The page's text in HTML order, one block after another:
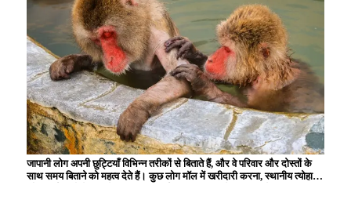
जापानी लोग अपनी छुट्टियाँ विभिन्न तरीकों से बिताते हैं, और वे परिवार और दोस्तों के
साथ समय बिताने को महत्व देते हैं। कुछ लोग मॉल में खरीदारी करना, स्थानीय त्योहारों